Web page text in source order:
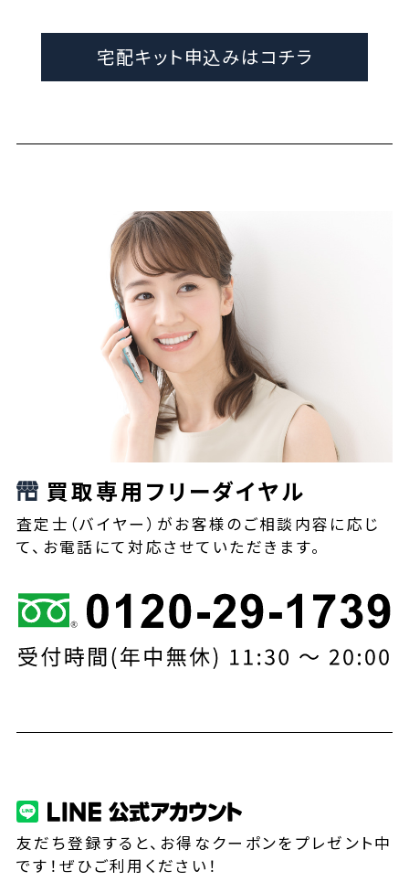
宅配キット申込みはコチラ
買取専用フリーダイヤル
査定士（バイヤー）がお客様のご相談内容に応じ
て、お電話にて対応させていただきます。
友だち登録すると、お得なクーポンをプレゼント中
です！ぜひご利用ください！